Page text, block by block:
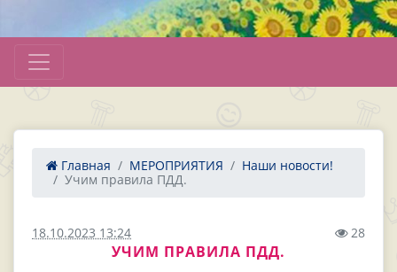
Главная МЕРОПРИЯТИЯ
Наши новости!
Учим правила ПДД.
18.10.2023 13:24 28
УЧИМ ПРАВИЛА ПДД.